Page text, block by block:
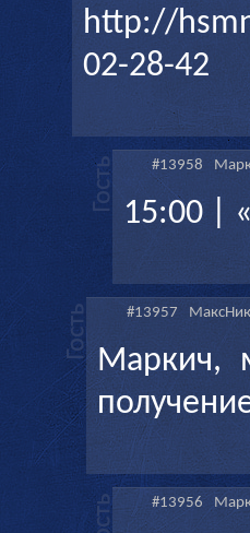
http://
02-28-42
#13958
15:00 |
#13957 МаксНик
Маркич,
#13956